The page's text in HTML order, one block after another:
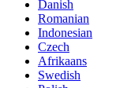
Danish
Romanian
Indonesian
Czech
Afrikaans
Swedish